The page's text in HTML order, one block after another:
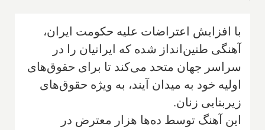
با افزایش اعتراضات علیه حکومت ایران،
آهنگی طنین‌انداز شده که ایرانیان را در
سراسر جهان متحد می‌کند تا برای حقوق‌های
اولیه خود به میدان آیند، به ویژه حقوق‌های
زیربنایی زنان.
این آهنگ توسط ده‌ها هزار معترض در